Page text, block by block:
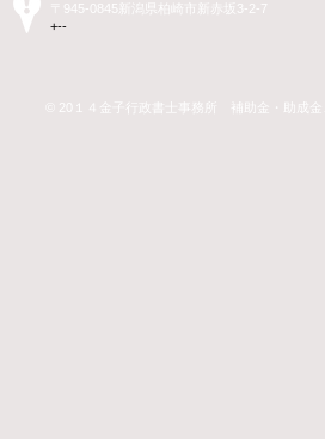
〒945-0845新潟県柏崎市新赤坂3-2-7
+--
© 20１４金子行政書士事務所 補助金・助成金